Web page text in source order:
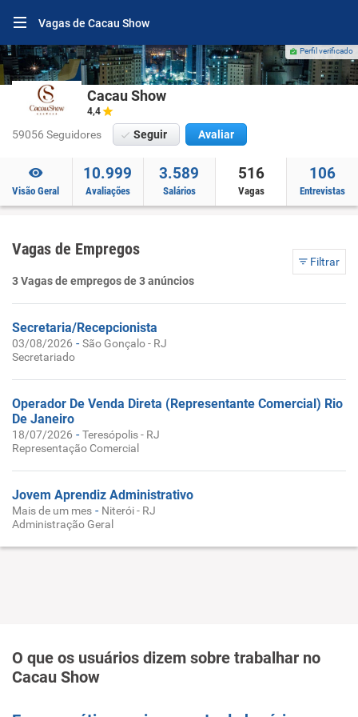
Vagas de Cacau Show
Perfil verificado
Cacau Show
4,4
59056 Seguidores Seguir Avaliar
Visão Geral
10.999
Avaliações
3.589
Salários
516
Vagas
106
Entrevistas
Vagas de Empregos
Filtrar
3 Vagas de empregos de 3 anúncios
Secretaria/Recepcionista
03/08/2026 -São Gonçalo - RJ
Secretariado
Operador De Venda Direta (Representante Comercial) Rio
De Janeiro
18/07/2026 -Teresópolis - RJ
Representação Comercial
Jovem Aprendiz Administrativo
Mais de um mes - Niterói - RJ
Administração Geral
O que os usuários dizem sobre trabalhar no
Cacau Show